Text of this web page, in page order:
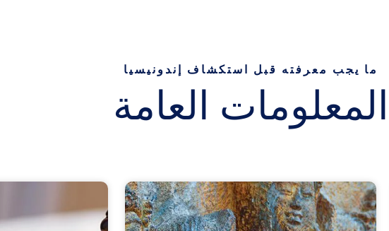
ما يجب معرفته قبل استكشاف إندونيسيا
المعلومات العامة